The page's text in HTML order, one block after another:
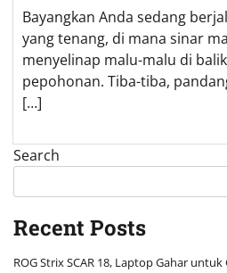
Bayangkan Anda sedang
yang tenang, di mana sinar
menyelinap malu-malu di
pepohonan. Tiba-tiba,
[…]
Search
Recent Posts
ROG Strix SCAR 18, Laptop Gahar untuk